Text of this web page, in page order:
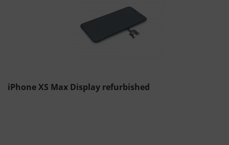
iPhone XS Max Display refurbished